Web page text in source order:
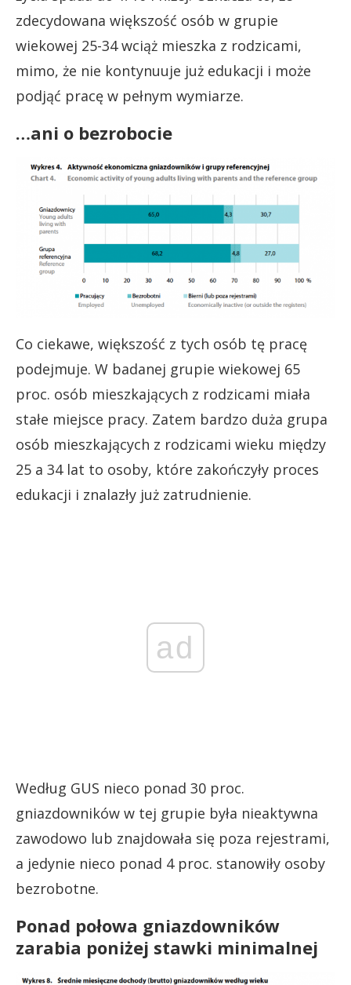
zdecydowana większość osób w grupie
wiekowej 25-34 wciąż mieszka z rodzicami,
mimo, że nie kontynuuje już edukacji i może
podjąć pracę w pełnym wymiarze.
…ani o bezrobocie
Co ciekawe, większość z tych osób tę pracę
podejmuje. W badanej grupie wiekowej 65
proc. osób mieszkających z rodzicami miała
stałe miejsce pracy. Zatem bardzo duża grupa
osób mieszkających z rodzicami wieku między
25 a 34 lat to osoby, które zakończyły proces
edukacji i znalazły już zatrudnienie.
ad
Według GUS nieco ponad 30 proc.
gniazdowników w tej grupie była nieaktywna
zawodowo lub znajdowała się poza rejestrami,
a jedynie nieco ponad 4 proc. stanowiły osoby
bezrobotne.
Ponad połowa gniazdowników
zarabia poniżej stawki minimalnej